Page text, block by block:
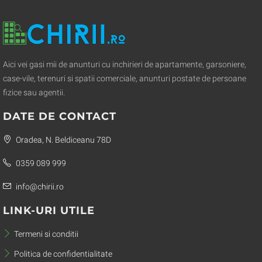
Aici vei gasi mii de anunturi cu inchirieri de apartamente, garsoniere,
case-vile, terenuri si spatii comerciale, anunturi postate de persoane
fizice sau agentii.
DATE DE CONTACT
Oradea, N. Beldiceanu 78D
0359 089 999
info@chirii.ro
LINK-URI UTILE
Termeni si conditii
Politica de confidentialitate